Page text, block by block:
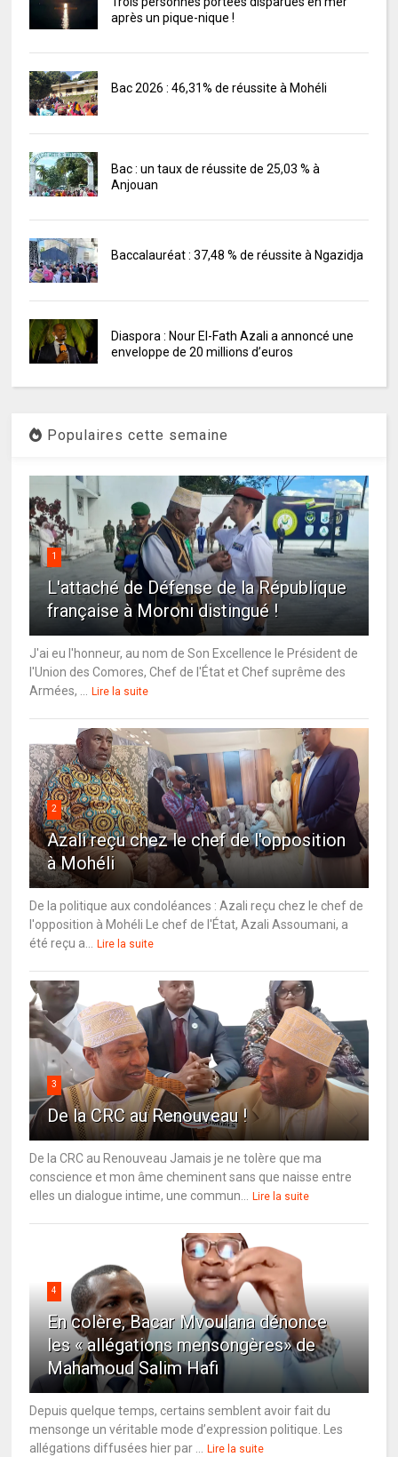
après un pique-nique !
Bac 2026 : 46,31% de réussite à Mohéli
Bac : un taux de réussite de 25,03 % à
Anjouan
Baccalauréat : 37,48 % de réussite à Ngazidja
Diaspora : Nour El-Fath Azali a annoncé une
enveloppe de 20 millions d’euros
Populaires cette semaine
1
L'attaché de Défense de la République
française à Moroni distingué !
J'ai eu l'honneur, au nom de Son Excellence le Président de
l'Union des Comores, Chef de l'État et Chef suprême des
Armées, ...
Lire la suite
2
Azali reçu chez le chef de l'opposition
à Mohéli
De la politique aux condoléances : Azali reçu chez le chef de
l'opposition à Mohéli Le chef de l'État, Azali Assoumani, a
été reçu a...
Lire la suite
3
De la CRC au Renouveau !
De la CRC au Renouveau Jamais je ne tolère que ma
conscience et mon âme cheminent sans que naisse entre
elles un dialogue intime, une commun...
Lire la suite
4
En colère, Bacar Mvoulana dénonce
les « allégations mensongères» de
Mahamoud Salim Hafi
Depuis quelque temps, certains semblent avoir fait du
mensonge un véritable mode d’expression politique. Les
allégations diffusées hier par ...
Lire la suite